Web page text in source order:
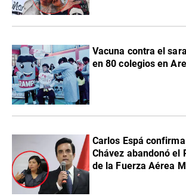
Vacuna contra el
en 80 colegios en
Carlos Espá
Chávez abandonó el
de la Fuerza Aérea